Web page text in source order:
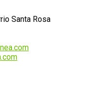
Santa Rosa